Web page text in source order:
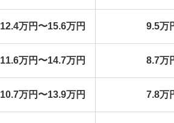
12.4万円〜15.6万円 9.5万
11.6万円〜14.7万円 8.7万
10.7万円〜13.9万円 7.8万